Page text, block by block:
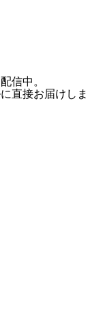
信中。
直接お届けしま